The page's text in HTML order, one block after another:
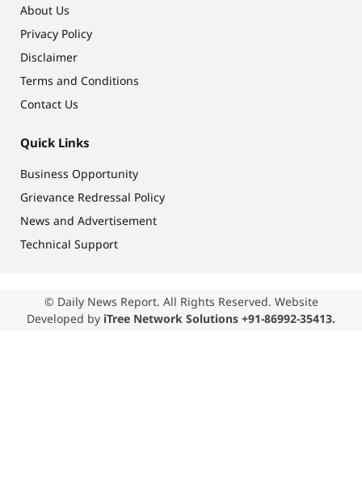
About Us
Privacy Policy
Disclaimer
Terms and Conditions
Contact Us
Quick Links
Business Opportunity
Grievance Redressal Policy
News and Advertisement
Technical Support
© Daily News Report. All Rights Reserved. Website
Developed by iTree Network Solutions +91-86992-35413.